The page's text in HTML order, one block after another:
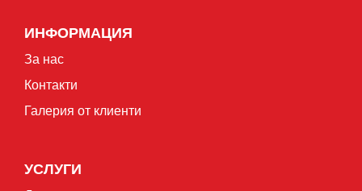
ИНФОРМАЦИЯ
За нас
Контакти
Галерия от клиенти
УСЛУГИ